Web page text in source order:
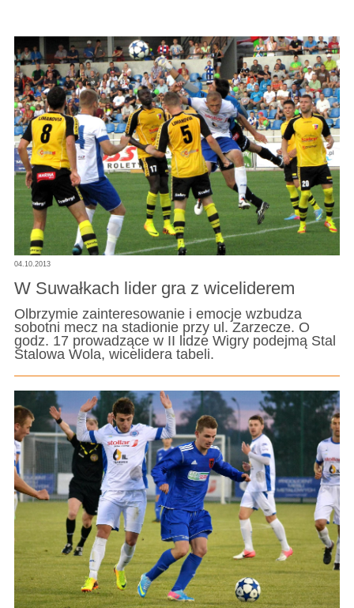
04.10.2013
W Suwałkach lider gra z wiceliderem
Olbrzymie zainteresowanie i emocje wzbudza
sobotni mecz na stadionie przy ul. Zarzecze. O
godz. 17 prowadzące w II lidze Wigry podejmą Stal
Stalowa Wola, wicelidera tabeli.